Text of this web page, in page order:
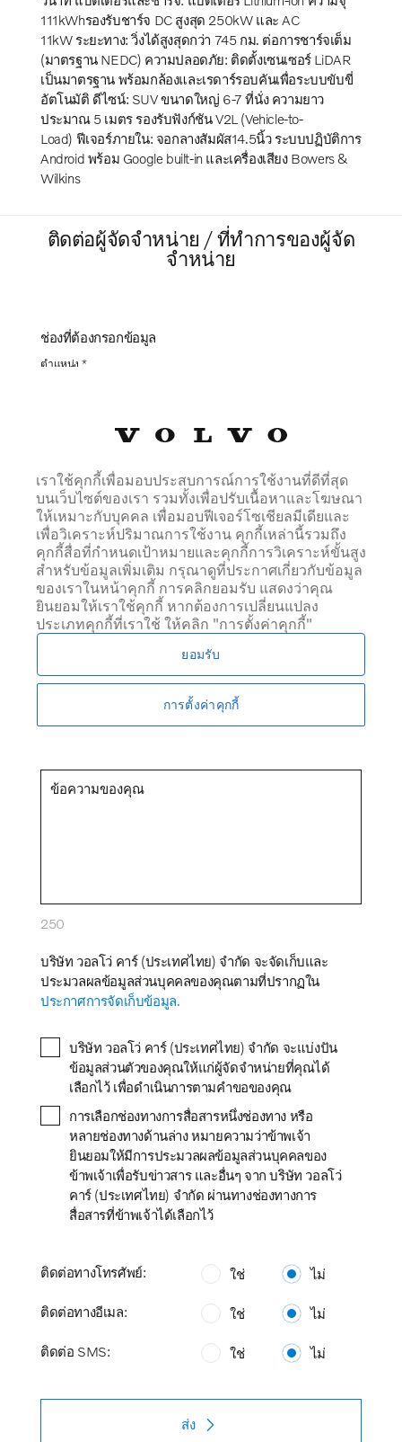
111kWhรองรับชาร์จ DC สูงสุด 250kW และ AC
11kW ระยะทาง: วิ่งได้สูงสุดกว่า 745 กม. ต่อการชาร์จเต็ม
(มาตรฐาน NEDC) ความปลอดภัย: ติดตั้งเซนเซอร์ LiDAR
เป็นมาตรฐาน พร้อมกล้องและเรดาร์รอบคันเพื่อระบบขับขี่
อัตโนมัติ ดีไซน์: SUV ขนาดใหญ่ 6-7 ที่นั่ง ความยาว
ประมาณ 5 เมตร รองรับฟังก์ชัน V2L (Vehicle-to-
Load) ฟีเจอร์ภายใน: จอกลางสัมผัส14.5นิ้ว ระบบปฏิบัติการ
Android พร้อม Google built-in และเครื่องเสียง Bowers &
Wilkins
ติดต่อผู้จัดจำหน่าย / ที่ทำการของผู้จัด
จำหน่าย
ช่องที่ต้องกรอกข้อมูล
ตำแหน่ง *
นามสกุล *
อีเมล์ *
โทรศัพท์ *
250
บริษัท วอลโว่ คาร์ (ประเทศไทย) จำกัด จะจัดเก็บและ
ประมวลผลข้อมูลส่วนบุคคลของคุณตามที่ปรากฏใน
ประกาศการจัดเก็บข้อมูล.
บริษัท วอลโว่ คาร์ (ประเทศไทย) จำกัด จะแบ่งปัน
ข้อมูลส่วนตัวของคุณให้แก่ผู้จัดจำหน่ายที่คุณได้
เลือกไว้ เพื่อดำเนินการตามคำขอของคุณ
การเลือกช่องทางการสื่อสารหนึ่งช่องทาง หรือ
หลายช่องทางด้านล่าง หมายความว่าข้าพเจ้า
ยินยอมให้มีการประมวลผลข้อมูลส่วนบุคคลของ
ข้าพเจ้าเพื่อรับข่าวสาร และอื่นๆ จาก บริษัท วอลโว่
คาร์ (ประเทศไทย) จำกัด ผ่านทางช่องทางการ
สื่อสารที่ข้าพเจ้าได้เลือกไว้
ติดต่อทางโทรศัพย์: ใช่ ไม่
ติดต่อทางอีเมล: ใช่ ไม่
ติดต่อ SMS: ใช่ ไม่
ส่ง
เราใช้คุกกี้เพื่อมอบประสบการณ์การใช้งานที่ดีที่สุด
บนเว็บไซต์ของเรา รวมทั้งเพื่อปรับเนื้อหาและโฆษณา
ให้เหมาะกับบุคคล เพื่อมอบฟีเจอร์โซเชียลมีเดียและ
เพื่อวิเคราะห์ปริมาณการใช้งาน คุกกี้เหล่านี้รวมถึง
คุกกี้สื่อที่กำหนดเป้าหมายและคุกกี้การวิเคราะห์ขั้นสูง
สำหรับข้อมูลเพิ่มเติม กรุณาดูที่ประกาศเกี่ยวกับข้อมูล
ของเราในหน้าคุกกี้ การคลิกยอมรับ แสดงว่าคุณ
ยินยอมให้เราใช้คุกกี้ หากต้องการเปลี่ยนแปลง
ประเภทคุกกี้ที่เราใช้ ให้คลิก "การตั้งค่าคุกกี้"
ยอมรับ
การตั้งค่าคุกกี้